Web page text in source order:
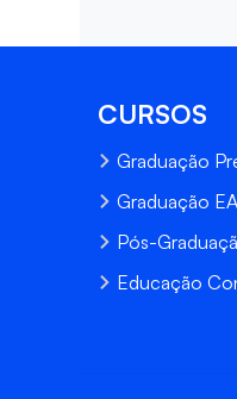
CURSOS
Graduação
Graduação
Pós-
Educação